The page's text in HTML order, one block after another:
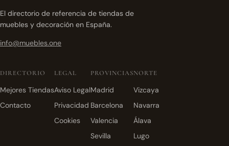
El directorio de referencia de tiendas de
muebles y decoración en España.
info@muebles.one
DIRECTORIO
Mejores Tiendas
Contacto
LEGAL
Aviso Legal
Privacidad
Cookies
PROVINCIAS
Madrid
Barcelona
Valencia
Sevilla
NORTE
Vizcaya
Navarra
Álava
Lugo